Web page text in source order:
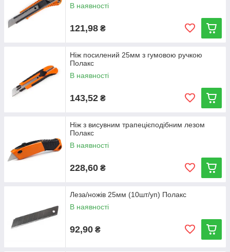
В наявності
121,98 ₴
Ніж посилений 25мм з гумовою ручкою
Полакс
В наявності
143,52 ₴
Ніж з висувним трапецієподібним лезом
Полакс
В наявності
228,60 ₴
Леза/ножів 25мм (10шт/уп) Полакс
В наявності
92,90 ₴